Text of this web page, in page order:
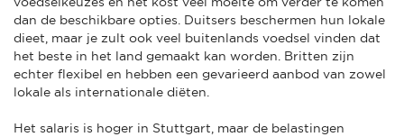
dan de beschikbare opties. Duitsers beschermen hun lokale
dieet, maar je zult ook veel buitenlands voedsel vinden dat
het beste in het land gemaakt kan worden. Britten zijn
echter flexibel en hebben een gevarieerd aanbod van zowel
lokale als internationale diëten.
Het salaris is hoger in Stuttgart, maar de belastingen